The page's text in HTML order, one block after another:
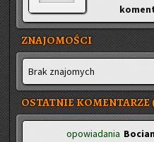
ZNAJOMOŚCI
Brak zna­jo­mych
OSTATNIE KOMENTARZE
opowiadania